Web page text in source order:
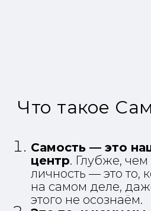
Что такое
Самость — это
центр. Глубже, чем
личность — это то,
на самом деле,
этого не осознаём.